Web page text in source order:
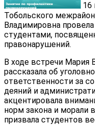
16
Тобольского
Владимировна
студентами,
правонарушений.
В ходе встречи Мария
рассказала об
ответственности за
деяний и
акцентировала
норм закона и морали
призвала студентов